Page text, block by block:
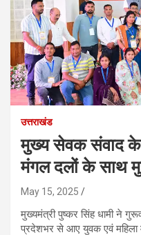
उत्तराखंड
मुख्य सेवक संवाद के
मंगल दलों के साथ
May 15, 2025
मुख्यमंत्री पुष्कर सिंह धामी ने
प्रदेशभर से आए युवक एवं महिला